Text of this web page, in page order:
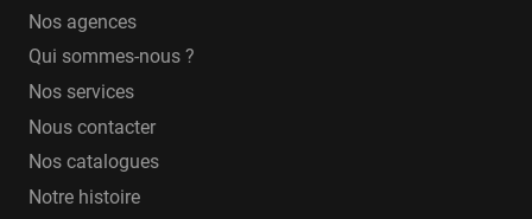
Nos agences
Qui sommes-nous ?
Nos services
Nous contacter
Nos catalogues
Notre histoire